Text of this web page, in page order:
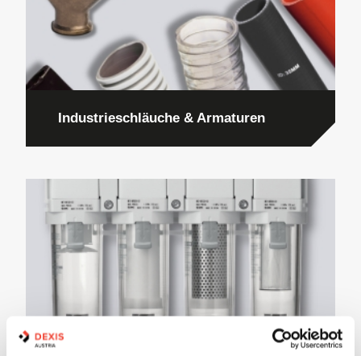
Industrieschläuche & Armaturen